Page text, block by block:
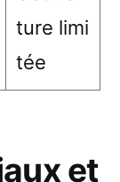
ture limi
tée
et